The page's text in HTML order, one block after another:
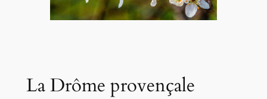
La Drôme provençale